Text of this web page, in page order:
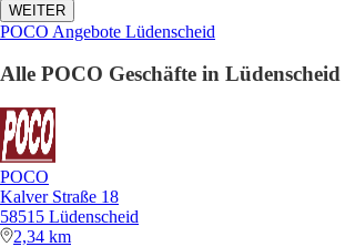
WEITER
POCO Angebote Lüdenscheid
Alle POCO Geschäfte in Lüdenscheid
POCO
Kalver Straße 18
58515 Lüdenscheid
2,34 km